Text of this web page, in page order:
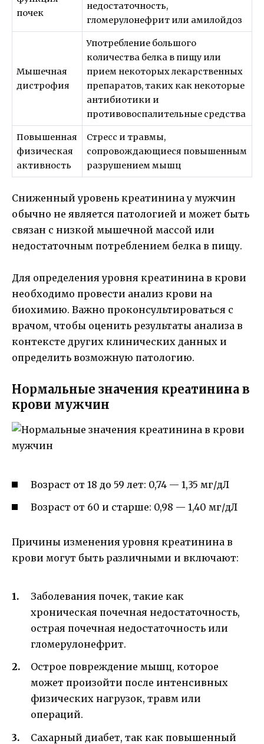
почек
недостаточность,
гломерулонефрит или амилойдоз
Мышечная
дистрофия
Употребление большого
количества белка в пищу или
прием некоторых лекарственных
препаратов, таких как некоторые
антибиотики и
противовоспалительные средства
Повышенная
физическая
активность
Стресс и травмы,
сопровождающиеся повышенным
разрушением мышц
Сниженный уровень креатинина у мужчин
обычно не является патологией и может быть
связан с низкой мышечной массой или
недостаточным потреблением белка в пищу.
Для определения уровня креатинина в крови
необходимо провести анализ крови на
биохимию. Важно проконсультироваться с
врачом, чтобы оценить результаты анализа в
контексте других клинических данных и
определить возможную патологию.
Нормальные значения креатинина в
крови мужчин
Возраст от 18 до 59 лет: 0,74 — 1,35 мг/дЛ
Возраст от 60 и старше: 0,98 — 1,40 мг/дЛ
Причины изменения уровня креатинина в
крови могут быть различными и включают:
Заболевания почек, такие как
хроническая почечная недостаточность,
острая почечная недостаточность или
гломерулонефрит.
Острое повреждение мышц, которое
может произойти после интенсивных
физических нагрузок, травм или
операций.
Сахарный диабет, так как повышенный